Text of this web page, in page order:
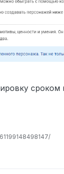
сроком